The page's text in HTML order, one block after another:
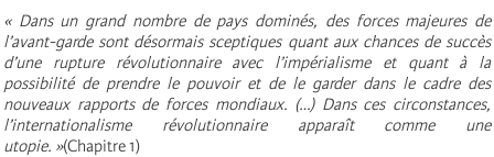
« Dans un grand nombre de pays dominés, des forces majeures de
l’avant-garde sont désormais sceptiques quant aux chances de succès
d’une rupture révolutionnaire avec l’impérialisme et quant à la
possibilité de prendre le pouvoir et de le garder dans le cadre des
nouveaux rapports de forces mondiaux. (…) Dans ces circonstances,
l’internationalisme révolutionnaire apparaît comme une
utopie. »(Chapitre 1)